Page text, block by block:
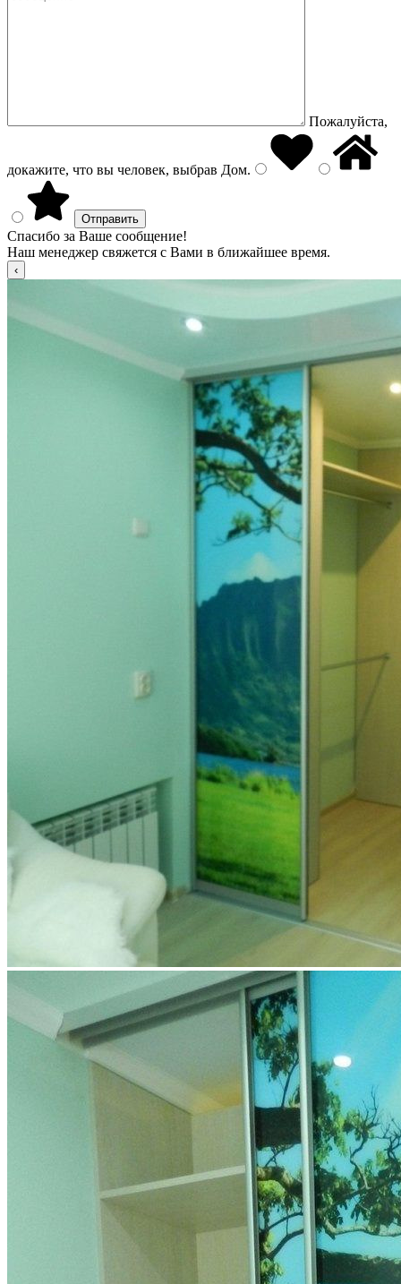
Пожалуйста,
докажите, что вы человек, выбрав Дом.
Спасибо за Ваше сообщение!
Наш менеджер свяжется с Вами в ближайшее время.